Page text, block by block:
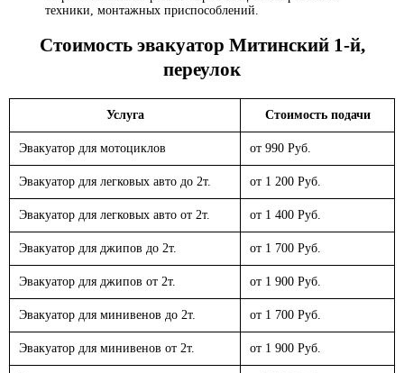
техники, монтажных приспособлений.
Стоимость эвакуатор Митинский 1-й,
переулок
Услуга Стоимость подачи
Эвакуатор для мотоциклов от 990 Руб.
Эвакуатор для легковых авто до 2т. от 1 200 Руб.
Эвакуатор для легковых авто от 2т. от 1 400 Руб.
Эвакуатор для джипов до 2т. от 1 700 Руб.
Эвакуатор для джипов от 2т. от 1 900 Руб.
Эвакуатор для минивенов до 2т. от 1 700 Руб.
Эвакуатор для минивенов от 2т. от 1 900 Руб.